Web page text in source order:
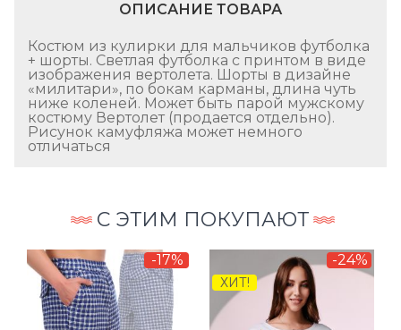
ОПИСАНИЕ ТОВАРА
Костюм из кулирки для мальчиков футболка
+ шорты. Светлая футболка с принтом в виде
изображения вертолета. Шорты в дизайне
«милитари», по бокам карманы, длина чуть
ниже коленей. Может быть парой мужскому
костюму Вертолет (продается отдельно).
Рисунок камуфляжа может немного
отличаться
С ЭТИМ ПОКУПАЮТ
-17%
ХИТ!
-24%